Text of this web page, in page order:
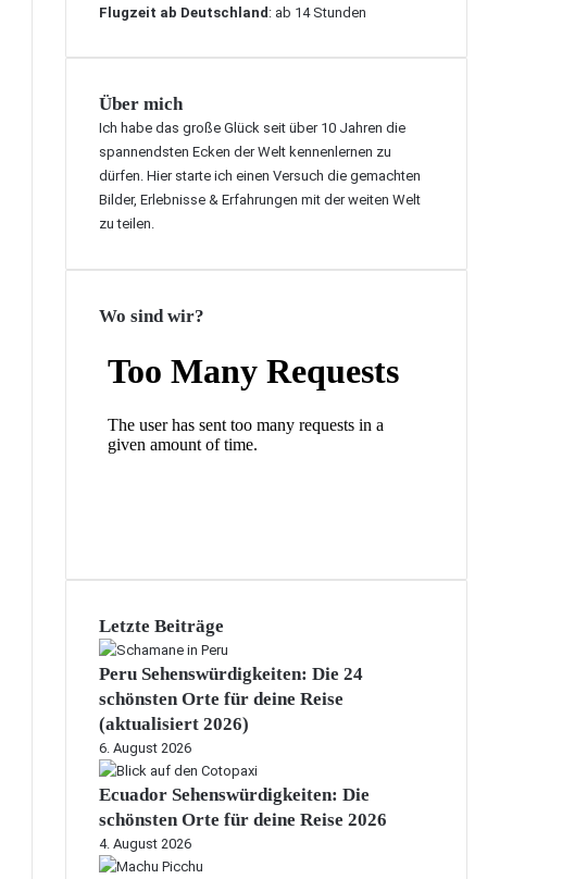
Flugzeit ab Deutschland : ab 14 Stunden
Über mich
Ich habe das große Glück seit über 10 Jahren die
spannendsten Ecken der Welt kennenlernen zu
dürfen. Hier starte ich einen Versuch die gemachten
Bilder, Erlebnisse & Erfahrungen mit der weiten Welt
zu teilen.
Wo sind wir?
Letzte Beiträge
Peru Sehenswürdigkeiten: Die 24
schönsten Orte für deine Reise
(aktualisiert 2026)
6. August 2026
Ecuador Sehenswürdigkeiten: Die
schönsten Orte für deine Reise 2026
4. August 2026